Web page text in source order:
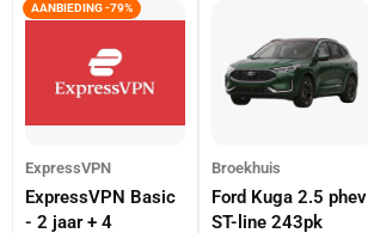
AANBIEDING -79%
ExpressVPN
ExpressVPN Basic
- 2 jaar + 4
Broekhuis
Ford Kuga 2.5 phev
ST-line 243pk